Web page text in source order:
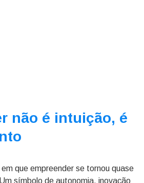
não é intuição, é
que empreender se tornou quase
símbolo de autonomia, inovação